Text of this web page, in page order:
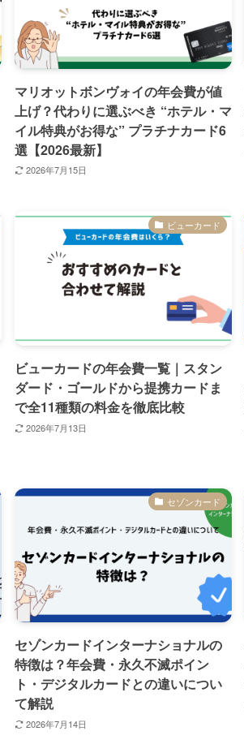
マリオットボンヴォイの年会費が値
上げ？代わりに選ぶべき “ホテル・マ
イル特典がお得な” プラチナカード6
選【2026最新】
2026年7月15日
ビューカード
ビューカードの年会費一覧｜スタン
ダード・ゴールドから提携カードま
で全11種類の料金を徹底比較
2026年7月13日
セゾンカード
セゾンカードインターナショナルの
特徴は？年会費・永久不滅ポイン
ト・デジタルカードとの違いについ
て解説
2026年7月14日